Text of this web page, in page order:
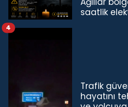
saatlik
Trafik
hayatını
4